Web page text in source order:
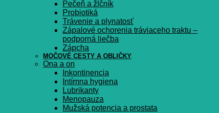
Pečeň a žlčník
Probiotiká
Trávenie a plynatosť
Zápalové ochorenia tráviaceho traktu –
podporná liečba
Zápcha
MOČOVÉ CESTY A OBLIČKY
Ona a on
Inkontinencia
Intímna hygiena
Lubrikanty
Menopauza
Mužská potencia a prostata